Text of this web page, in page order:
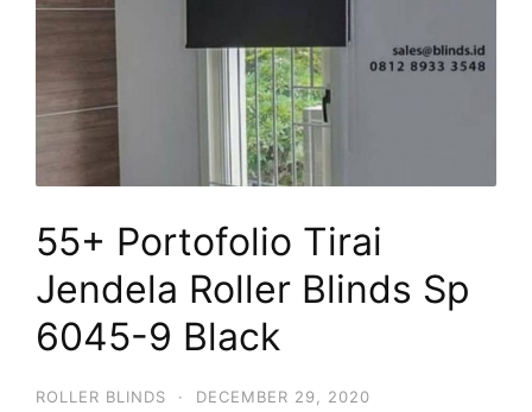
55+ Portofolio Tirai
Jendela Roller Blinds Sp
6045-9 Black
ROLLER BLINDS · DECEMBER 29, 2020